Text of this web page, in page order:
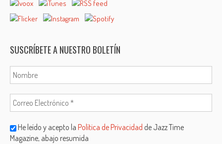
SUSCRÍBETE A NUESTRO BOLETÍN
He leído y acepto laPolítica de Privacidad de Jazz Time
Magazine, abajo resumida